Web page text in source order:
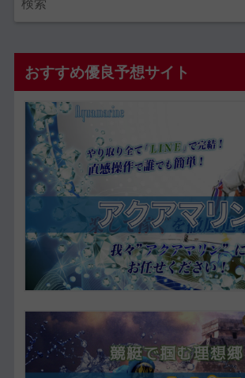
おすすめ優良予想サイト